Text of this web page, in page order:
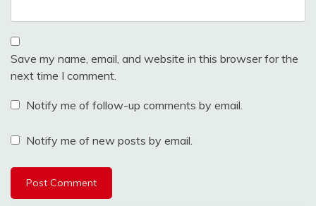
Save my name, email, and website in this browser for the
next time I comment.
Notify me of follow-up comments by email.
Notify me of new posts by email.